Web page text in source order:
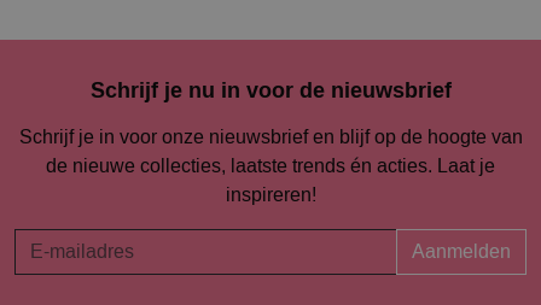
Schrijf je nu in voor de nieuwsbrief
Schrijf je in voor onze nieuwsbrief en blijf op de hoogte van
de nieuwe collecties, laatste trends én acties. Laat je
inspireren!
Aanmelden